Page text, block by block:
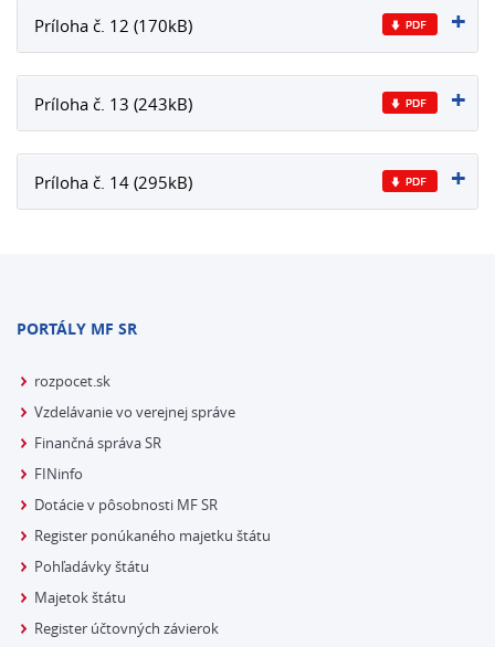
Príloha č. 12 (170kB)
Príloha č. 13 (243kB)
Príloha č. 14 (295kB)
PORTÁLY MF SR
rozpocet.sk
Vzdelávanie vo verejnej správe
Finančná správa SR
FINinfo
Dotácie v pôsobnosti MF SR
Register ponúkaného majetku štátu
Pohľadávky štátu
Majetok štátu
Register účtovných závierok